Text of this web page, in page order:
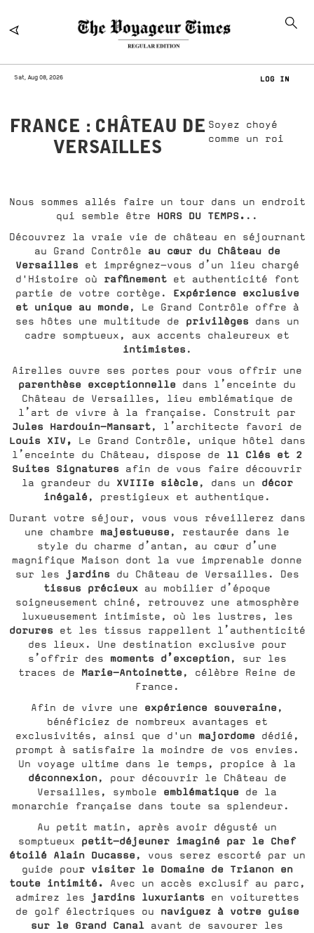
Sat, Aug 08, 2026 LOG IN
FRANCE : CHÂTEAU DE
VERSAILLES
Soyez choyé
comme un roi
Nous sommes allés faire un tour dans un endroit
qui semble être HORS DU TEMPS. ..
Découvrez la vraie vie de château en séjournant
au Grand Contrôle au cœur du Château de
Versailles
et imprégnez-vous d’un lieu chargé
d'Histoire où raffinement
et authenticité font
partie de votre cortège. Expérience exclusive
et unique au monde, Le Grand Contrôle offre à
ses hôtes une multitude de privilègesdans un
cadre somptueux, aux accents chaleureux et
intimistes.
Airelles ouvre ses portes pour vous offrir une
parenthèse exceptionnelle dans l’enceinte du
Château de Versailles, lieu emblématique de
l’art de vivre à la française. Construit par
Jules Hardouin-Mansart, l’architecte favori de
Louis XIV, Le Grand Contrôle, unique hôtel dans
l’enceinte du Château, dispose de 11 Clés et 2
Suites Signatures afin de vous faire découvrir
la grandeur du XVIIIe siècle, dans un décor
inégalé, prestigieux et authentique.
Durant votre séjour, vous vous réveillerez dans
une chambre majestueuse, restaurée dans le
style du charme d’antan, au cœur d’une
magnifique Maison dont la vue imprenable donne
sur les
jardinsdu Château de Versailles. Des
tissus précieux au mobilier d’époque
soigneusement chiné, retrouvez une atmosphère
luxueusement intimiste, où les lustres, les
dorureset les tissus rappellent l’authenticité
des lieux. Une destination exclusive pour
s’offrir des moments d’exception, sur les
traces de Marie-Antoinette, célèbre Reine de
France.
Afin de vivre une expérience souveraine,
bénéficiez de nombreux avantages et
exclusivités, ainsi que d'un majordomedédié,
prompt à satisfaire la moindre de vos envies.
Un voyage ultime dans le temps, propice à la
déconnexion, pour découvrir le Château de
Versailles, symbole emblématique de la
monarchie française dans toute sa splendeur.
Au petit matin, après avoir dégusté un
somptueux petit-déjeuner imaginé par le Chef
étoilé Alain Ducasse, vous serez escorté par un
guide pour visiter le Domaine de Trianon en
toute intimité.
Avec un accès exclusif au parc,
admirez les
jardins luxuriantsen voiturettes
de golf électriques ou naviguez à votre guise
sur le Grand Canal avant de savourer les